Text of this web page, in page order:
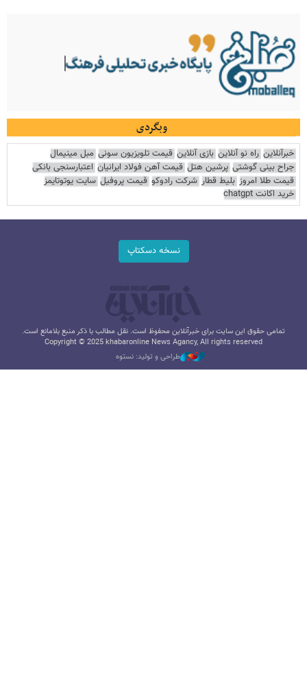
وبگردی
خبرآنلاین راه نو آنلاین بازی آنلاین قیمت تلویزیون سونی مبل مینیمال
جراح بینی گوشتی پرشین هتل قیمت آهن فولاد ایرانیان اعتبارسنجی بانکی
قیمت طلا امروز بلیط قطار شرکت رادوکو قیمت پروفیل سایت یوتوتایمز
خرید اکانت chatgpt
نسخه دسکتاپ
تمامی حقوق این سایت برای خبرآنلاین محفوظ است. نقل مطالب با ذکر منبع بلامانع است.
Copyright © 2025 khabaronline News Agancy, All rights reserved
طراحی و تولید: نستوه